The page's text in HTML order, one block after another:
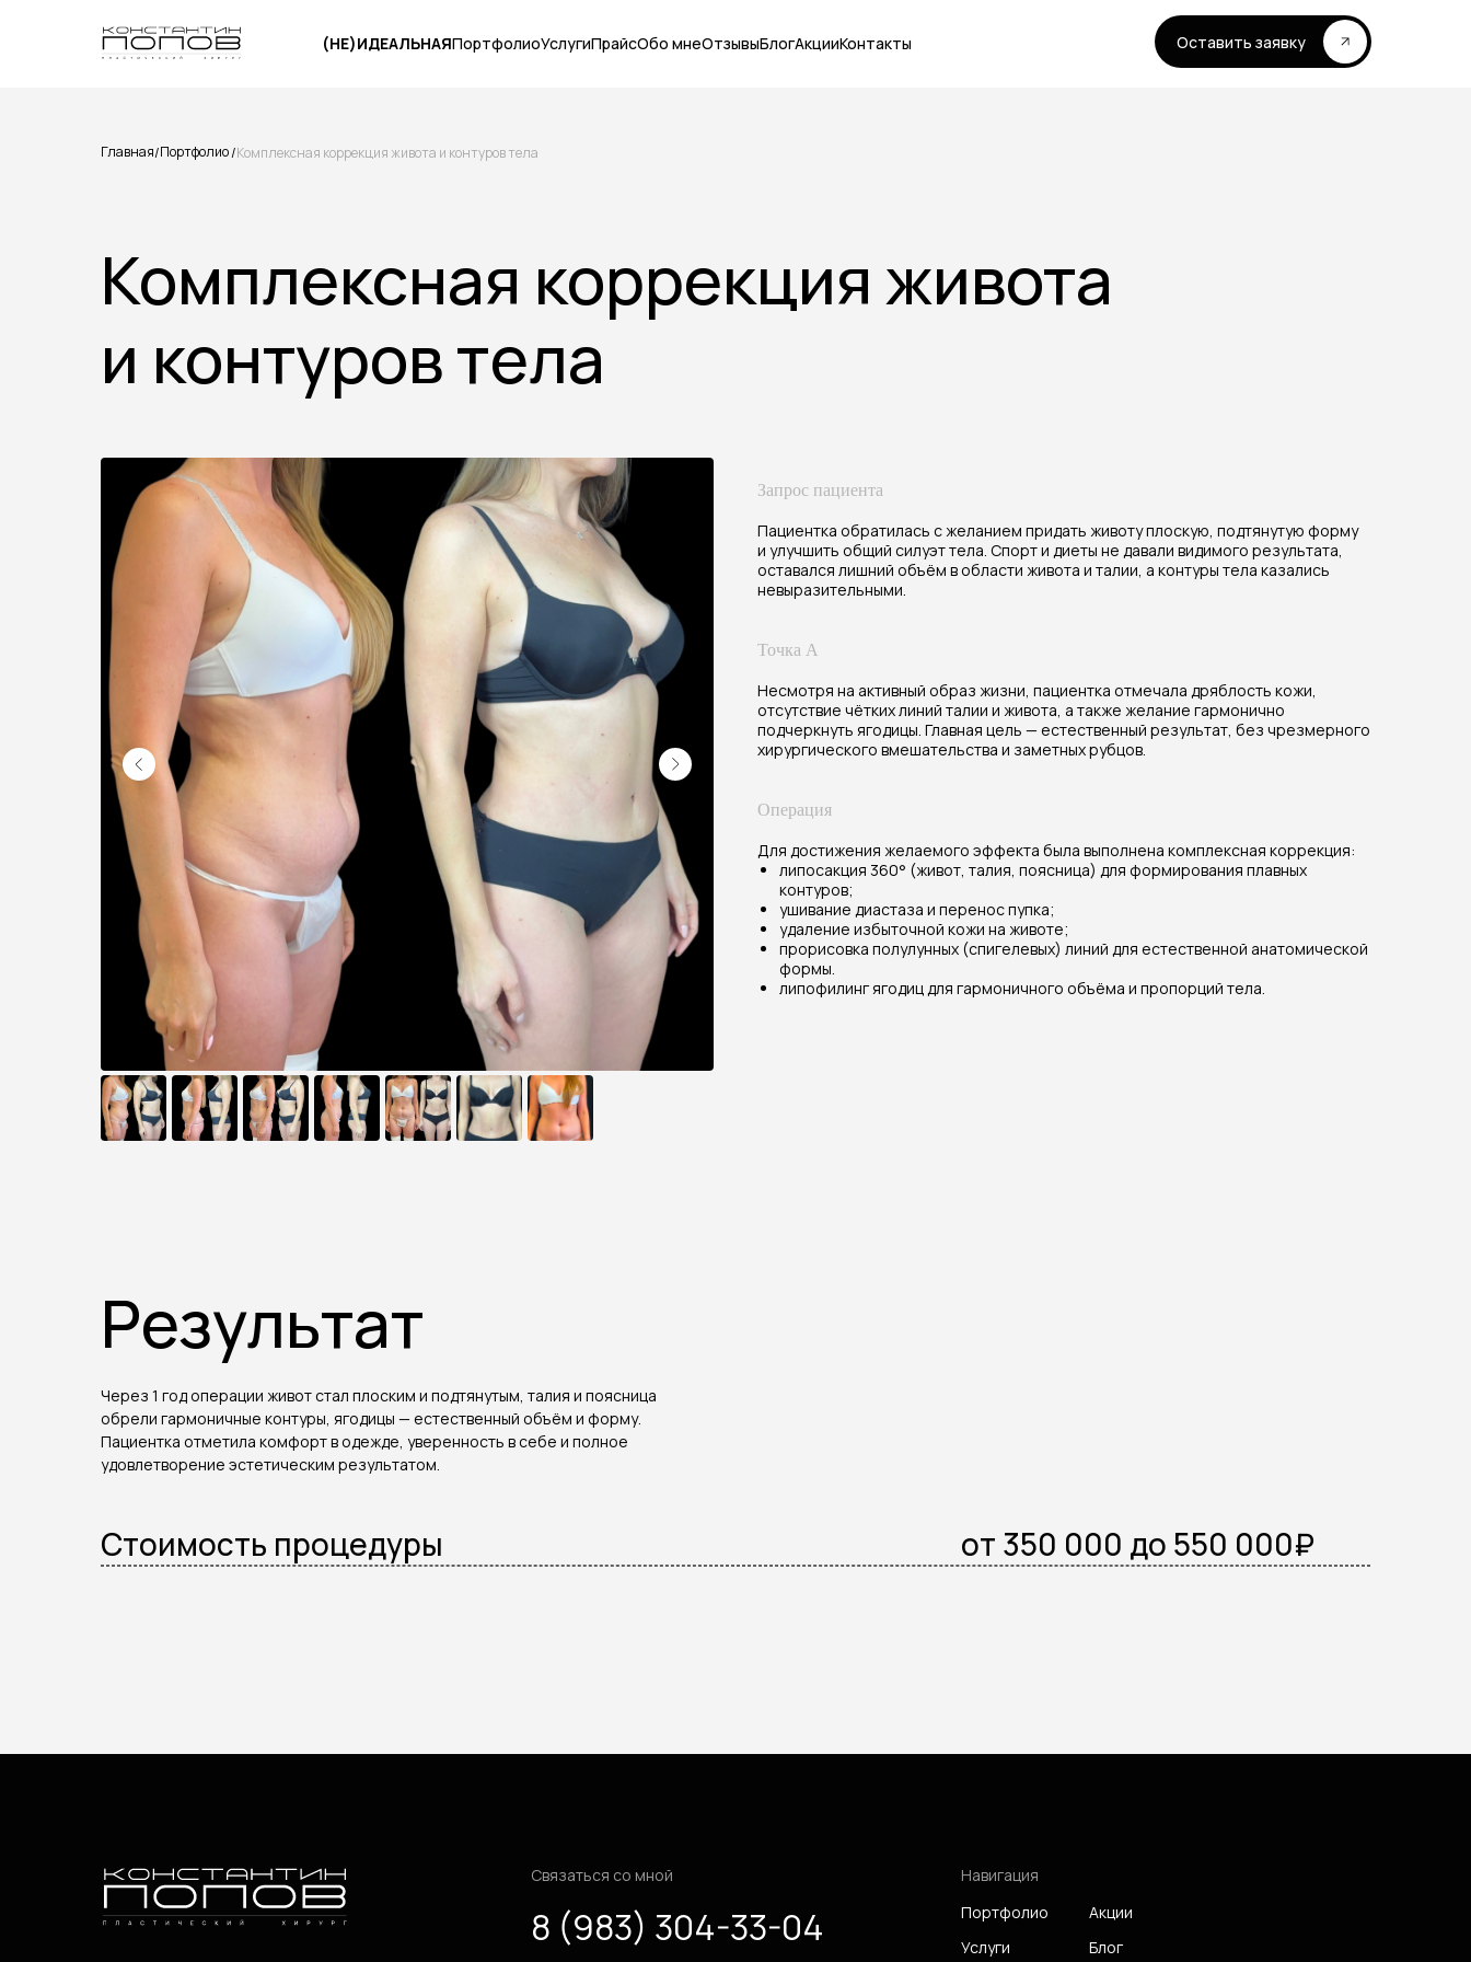
Оставить заявку
(НЕ)ИДЕАЛЬНАЯПортфолиоУслугиПрайсОбо мнеОтзывыБлогАкцииКонтакты
Главная/Портфолио/Комплексная коррекция живота и контуров тела
Комплексная коррекция живота
и контуров тела
Запрос пациента
Пациентка обратилась с желанием придать животу плоскую, подтянутую форму
и улучшить общий силуэт тела. Спорт и диеты не давали видимого результата,
оставался лишний объём в области живота и талии, а контуры тела казались
невыразительными.
Точка А
Несмотря на активный образ жизни, пациентка отмечала дряблость кожи,
отсутствие чётких линий талии и живота, а также желание гармонично
подчеркнуть ягодицы. Главная цель — естественный результат, без чрезмерного
хирургического вмешательства и заметных рубцов.
Операция
Для достижения желаемого эффекта была выполнена комплексная коррекция:
липосакция 360° (живот, талия, поясница) для формирования плавных
контуров;
ушивание диастаза и перенос пупка;
удаление избыточной кожи на животе;
прорисовка полулунных (спигелевых) линий для естественной анатомической
формы.
липофилинг ягодиц для гармоничного объёма и пропорций тела.
Результат
Через 1 год операции живот стал плоским и подтянутым, талия и поясница
обрели гармоничные контуры, ягодицы — естественный объём и форму.
Пациентка отметила комфорт в одежде, уверенность в себе и полное
удовлетворение эстетическим результатом.
Стоимость процедуры от 350 000 до 550 000₽
Навигация
Связаться со мной
Услуги Блог
Акции
Портфолио
8 (983) 304-33-04